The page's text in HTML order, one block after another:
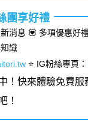
團享好禮
消息 💟 多項優惠好
識
⭐️ IG粉絲專頁 ：
！快來體驗免費服
！